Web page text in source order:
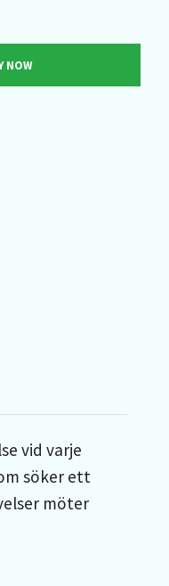
NOW
vid varje
söker ett
möter